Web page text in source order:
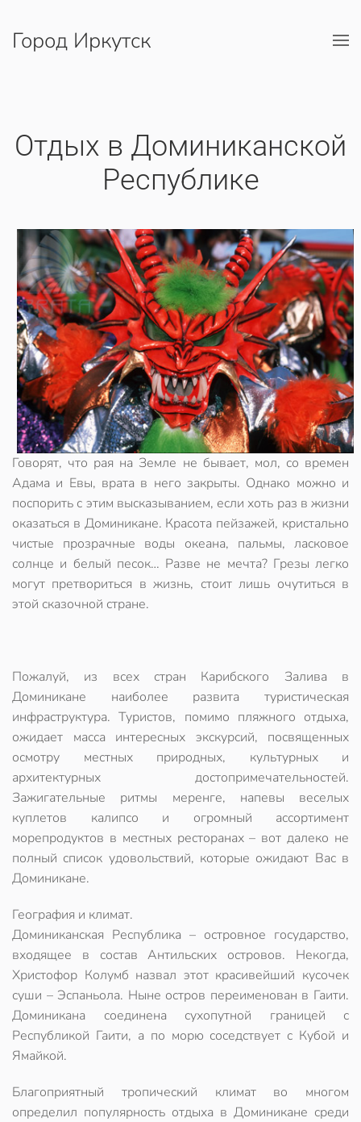
Перейти к содержимому
Город Иркутск
Отдых в Доминиканской
Республике
Говорят, что рая на Земле не бывает, мол, со времен
Адама и Евы, врата в него закрыты. Однако можно и
поспорить с этим высказыванием, если хоть раз в жизни
оказаться в Доминикане. Красота пейзажей, кристально
чистые прозрачные воды океана, пальмы, ласковое
солнце и белый песок… Разве не мечта? Грезы легко
могут претвориться в жизнь, стоит лишь очутиться в
этой сказочной стране.
Пожалуй, из всех стран Карибского Залива в
Доминикане наиболее развита туристическая
инфраструктура. Туристов, помимо пляжного отдыха,
ожидает масса интересных экскурсий, посвященных
осмотру местных природных, культурных и
архитектурных достопримечательностей.
Зажигательные ритмы меренге, напевы веселых
куплетов калипсо и огромный ассортимент
морепродуктов в местных ресторанах – вот далеко не
полный список удовольствий, которые ожидают Вас в
Доминикане.
География и климат.
Доминиканская Республика – островное государство,
входящее в состав Антильских островов. Некогда,
Христофор Колумб назвал этот красивейший кусочек
суши – Эспаньола. Ныне остров переименован в Гаити.
Доминикана соединена сухопутной границей с
Республикой Гаити, а по морю соседствует с Кубой и
Ямайкой.
Благоприятный тропический климат во многом
определил популярность отдыха в Доминикане среди